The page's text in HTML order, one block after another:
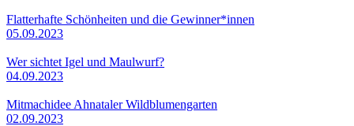
Flatterhafte Schönheiten und die Gewinner*innen
05.09.2023
Wer sichtet Igel und Maulwurf?
04.09.2023
Mitmachidee Ahnataler Wildblumengarten
02.09.2023